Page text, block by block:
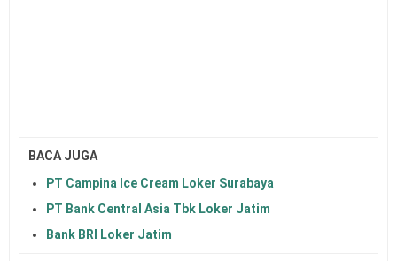
BACA JUGA
PT Campina Ice Cream Loker Surabaya
PT Bank Central Asia Tbk Loker Jatim
Bank BRI Loker Jatim